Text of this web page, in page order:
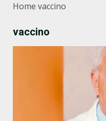
Home vaccino
vaccino